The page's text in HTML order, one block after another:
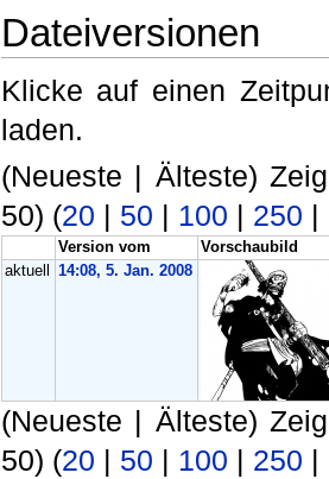
Dateiversionen
Klicke auf einen
laden.
(Neueste | Älteste)
50) (20 | 50 | 100 | 250 |
Version vom
Vorschaubild
aktuell
14:08, 5. Jan. 2008
(Neueste | Älteste)
50) (20 | 50 | 100 | 250 |